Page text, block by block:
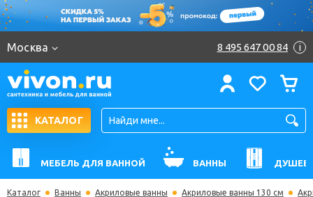
Москва 8 495 647 00 84 i
КАТАЛОГ
МЕБЕЛЬ ДЛЯ ВАННОЙ ВАННЫ
Каталог Ванны Акриловые ванны Акриловые ванны 130 см